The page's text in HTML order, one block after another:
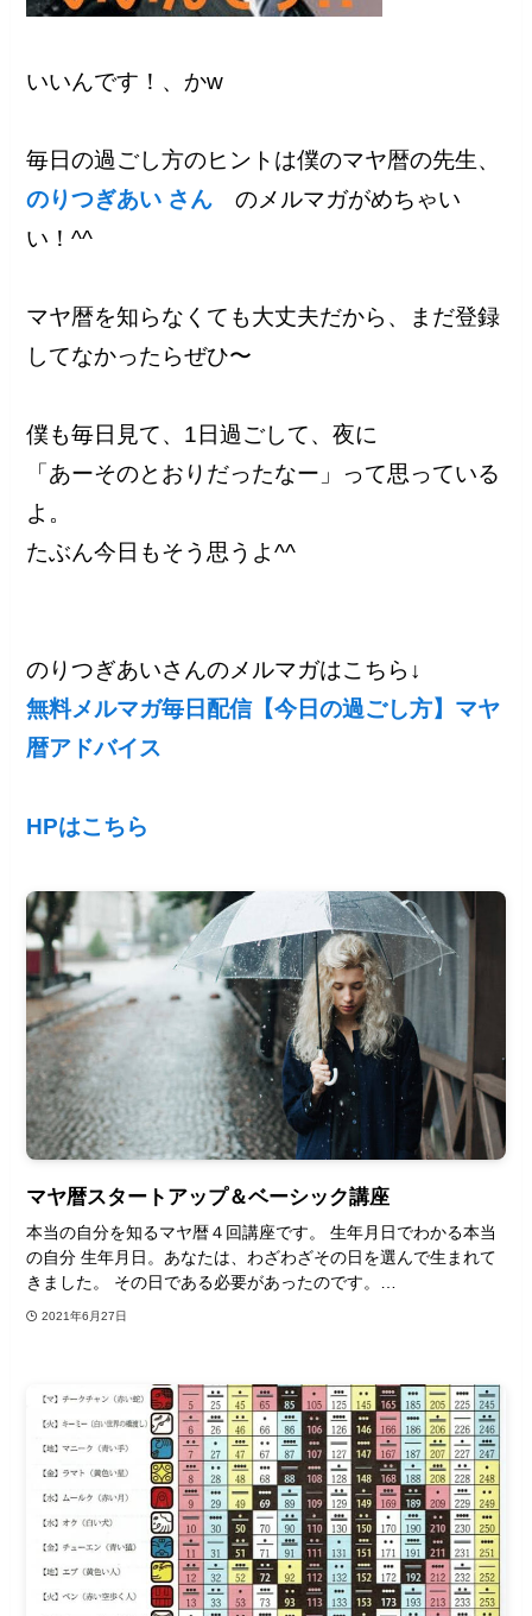
いいんです！、かw
毎日の過ごし方のヒントは僕のマヤ暦の先生、
のりつぎあい さん のメルマガがめちゃい
い！^^
マヤ暦を知らなくても大丈夫だから、まだ登録
してなかったらぜひ〜
僕も毎日見て、1日過ごして、夜に
「あーそのとおりだったなー」って思っている
よ。
たぶん今日もそう思うよ^^
のりつぎあいさんのメルマガはこちら↓
無料メルマガ毎日配信【今日の過ごし方】マヤ
暦アドバイス
HPはこちら
マヤ暦スタートアップ＆ベーシック講座
本当の自分を知るマヤ暦４回講座です。 生年月日でわかる本当
の自分 生年月日。あなたは、わざわざその日を選んで生まれて
きました。 その日である必要があったのです。…
2021年6月27日